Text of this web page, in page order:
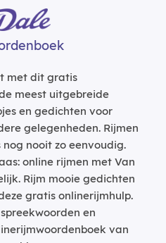
met dit gratis
meest uitgebreide
en gedichten voor
gelegenheden. Rijmen
nooit zo eenvoudig.
online rijmen met Van
Rijm mooie gedichten
gratis onlinerijmhulp.
en
van